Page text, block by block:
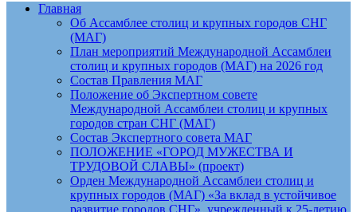
Главная
Об Ассамблее столиц и крупных городов СНГ
(МАГ)
План мероприятий Международной Ассамблеи
столиц и крупных городов (МАГ) на 2026 год
Состав Правления МАГ
Положение об Экспертном совете
Международной Ассамблеи столиц и крупных
городов стран СНГ (МАГ)
Состав Экспертного совета МАГ
ПОЛОЖЕНИЕ «ГОРОД МУЖЕСТВА И
ТРУДОВОЙ СЛАВЫ» (проект)
Орден Международной Ассамблеи столиц и
крупных городов (МАГ) «За вклад в устойчивое
развитие городов СНГ», учрежденный к 25-летию